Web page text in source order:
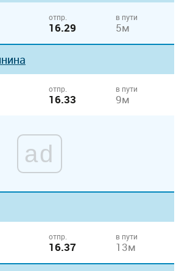
отпр.
16.29
в пути
5м
отпр.
16.33
в пути
9м
ad
отпр.
16.37
в пути
13м